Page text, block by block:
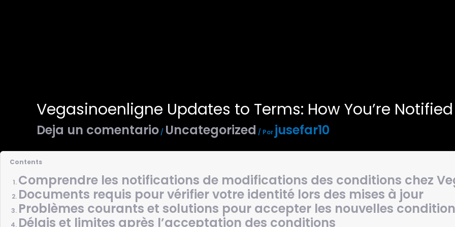
Vegasinoenligne Updates to Terms: How You’re Notified
Deja un comentario / Uncategorized / Por jusefar10
Contents
Comprendre les notifications de modifications des conditions chez
Documents requis pour vérifier votre identité lors des mises à jour
Problèmes courants et solutions pour accepter les nouvelles
Délais et limites après l’acceptation des conditions